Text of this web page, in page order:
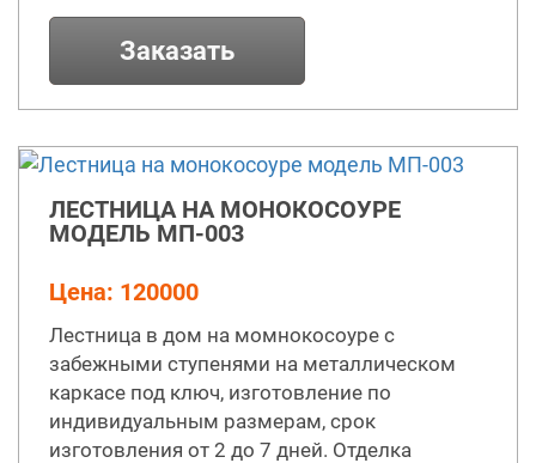
Заказать
ЛЕСТНИЦА НА МОНОКОСОУРЕ
МОДЕЛЬ МП-003
Цена: 120000
Лестница в дом на момнокосоуре с
забежными ступенями на металлическом
каркасе под ключ, изготовление по
индивидуальным размерам, срок
изготовления от 2 до 7 дней. Отделка